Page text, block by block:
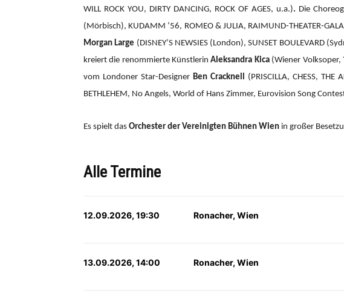
WILL ROCK YOU, DIRTY DANCING, ROCK OF AGES, u.a.). Die
(Mörbisch), KUDAMM ‘56, ROMEO & JULIA, RAIMUND-THEATER-
Morgan Large (DISNEY’S NEWSIES (London), SUNSET BOULEVARD
kreiert die renommierte KünstlerinAleksandra Kica(Wiener Volksoper,
vom Londoner Star-Designer Ben Cracknell (PRISCILLA, CHESS,
BETHLEHEM, No Angels, World of Hans Zimmer, Eurovision Song
Es spielt das Orchester der Vereinigten Bühnen Wien in großer
Alle Termine
12.09.2026, 19:30 Ronacher, Wien
13.09.2026, 14:00 Ronacher, Wien